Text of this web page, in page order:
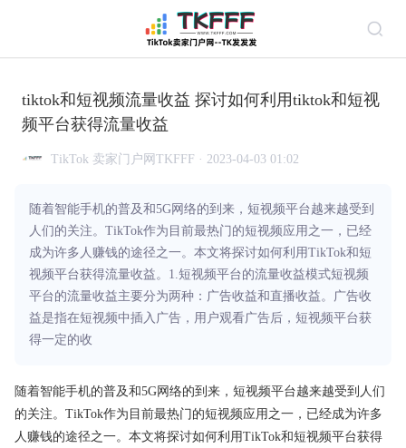
tiktok和短视频流量收益 探讨如何利用tiktok和短视
频平台获得流量收益
TikTok 卖家门户网TKFFF · 2023-04-03 01:02
随着智能手机的普及和5G网络的到来，短视频平台越来越受到
人们的关注。TikTok作为目前最热门的短视频应用之一，已经
成为许多人赚钱的途径之一。本文将探讨如何利用TikTok和短
视频平台获得流量收益。1.短视频平台的流量收益模式短视频
平台的流量收益主要分为两种：广告收益和直播收益。广告收
益是指在短视频中插入广告，用户观看广告后，短视频平台获
得一定的收
随着智能手机的普及和5G网络的到来，短视频平台越来越受到人们
的关注。TikTok作为目前最热门的短视频应用之一，已经成为许多
人赚钱的途径之一。本文将探讨如何利用TikTok和短视频平台获得